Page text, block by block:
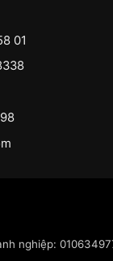
01
nghiệp: